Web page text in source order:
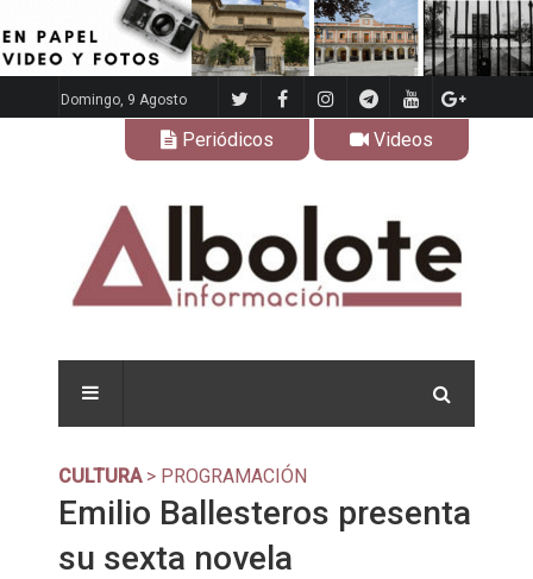
Domingo, 9 Agosto
Periódicos Videos
CULTURA> PROGRAMACIÓN
Emilio Ballesteros presenta
su sexta novela